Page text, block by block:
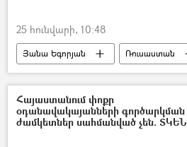
25 հունվարի, 10:48
Յանա Եգորյան
Ռուսաստան
մեդալ
Սուսերամարտ
Հայաստանում փոքր
օդանավակայանների գործարկման
ժամկետներ սահմանված չեն. ՏԿԵՆ